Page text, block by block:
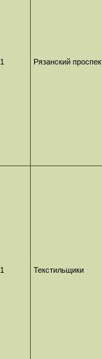
1 Рязанский
1 Текстильщики